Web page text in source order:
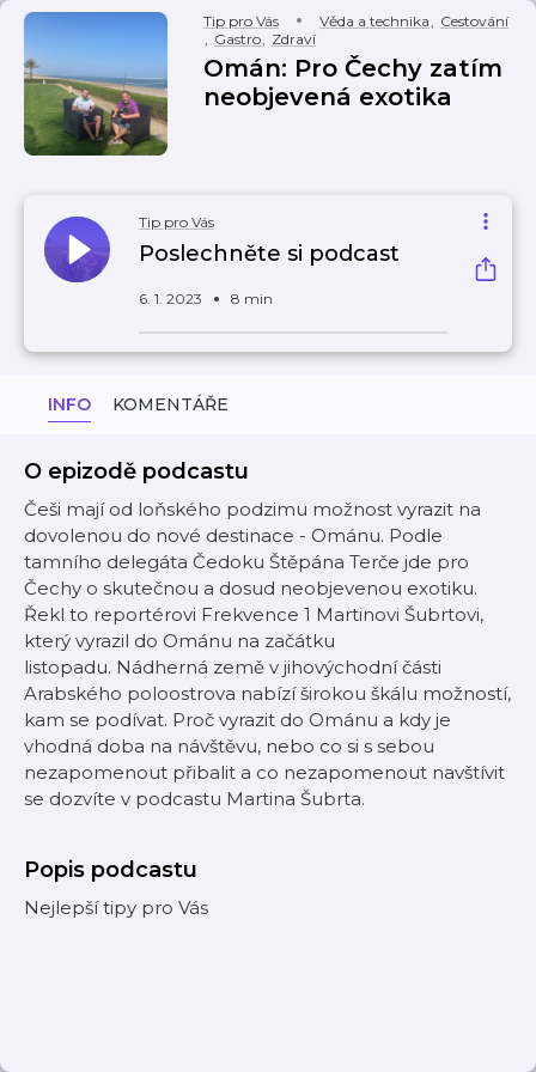
Tip pro Vás Věda a technika, Cestování
, Gastro, Zdraví
Omán: Pro Čechy zatím
neobjevená exotika
Tip pro Vás
Poslechněte si podcast
6. 1. 2023 8 min
INFO KOMENTÁŘE
O epizodě podcastu
Češi mají od loňského podzimu možnost vyrazit na
dovolenou do nové destinace - Ománu. Podle
tamního delegáta Čedoku Štěpána Terče jde pro
Čechy o skutečnou a dosud neobjevenou exotiku.
Řekl to reportérovi Frekvence 1 Martinovi Šubrtovi,
který vyrazil do Ománu na začátku
listopadu. Nádherná země v jihovýchodní části
Arabského poloostrova nabízí širokou škálu možností,
kam se podívat. Proč vyrazit do Ománu a kdy je
vhodná doba na návštěvu, nebo co si s sebou
nezapomenout přibalit a co nezapomenout navštívit
se dozvíte v podcastu Martina Šubrta.
Popis podcastu
Nejlepší tipy pro Vás